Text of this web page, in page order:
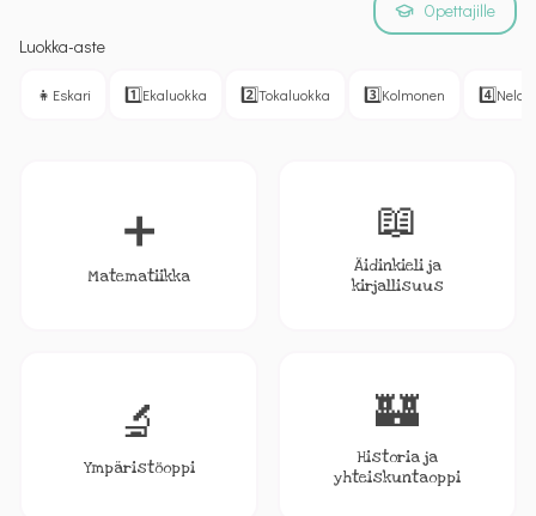
Luokka-aste
👧 Eskari 1️⃣Ekaluokka 2️⃣Tokaluokka 3️⃣Kolmonen 4️⃣
Opettajille
➕
Matematiikka
📖
Äidinkieli ja
kirjallisuus
🔬
Ympäristöoppi
🏰
Historia ja
yhteiskuntaoppi